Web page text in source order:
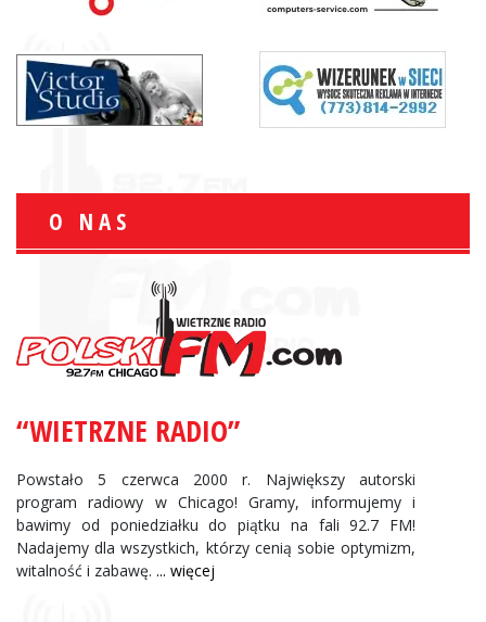
O NAS
“WIETRZNE RADIO”
Powstało 5 czerwca 2000 r. Największy autorski
program radiowy w Chicago! Gramy, informujemy i
bawimy od poniedziałku do piątku na fali 92.7 FM!
Nadajemy dla wszystkich, którzy cenią sobie optymizm,
witalność i zabawę. ... więcej